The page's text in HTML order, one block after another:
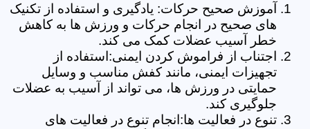
آموزش صحیح حرکات: یادگیری و استفاده از تکنیک
های صحیح در انجام حرکات و ورزش ها به کاهش
خطر آسیب عضلات کمک می کند.
اجتناب از فراموش کردن ایمنی:استفاده از
تجهیزات ایمنی، مانند کفش مناسب و وسایل
حمایتی در ورزش ها، می تواند از آسیب به عضلات
جلوگیری کند.
تنوع در فعالیت ها:انجام تنوع در فعالیت های